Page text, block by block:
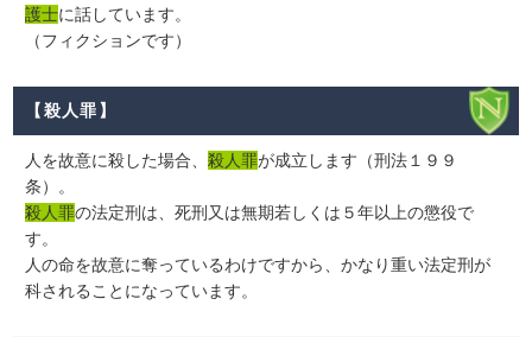
護士に話しています。
（フィクションです）
【殺人罪】
人を故意に殺した場合、殺人罪が成立します（刑法１９９
条）。
殺人罪の法定刑は、死刑又は無期若しくは５年以上の懲役で
す。
人の命を故意に奪っているわけですから、かなり重い法定刑が
科されることになっています。